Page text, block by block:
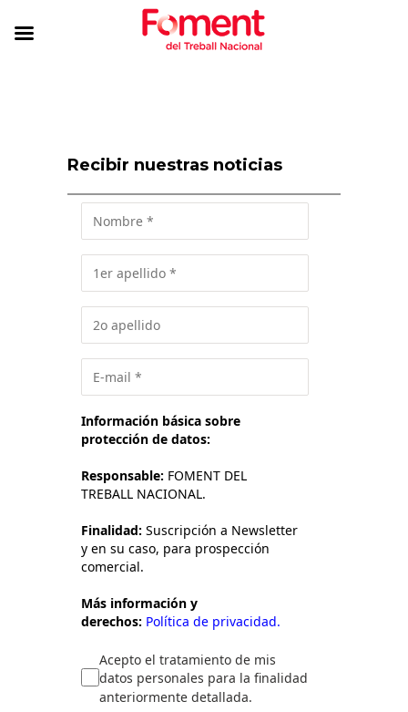
Recibir nuestras noticias
Información básica sobre
protección de datos:
Responsable: FOMENT DEL
TREBALL NACIONAL.
Finalidad: Suscripción a Newsletter
y en su caso, para prospección
comercial.
Más información y
derechos: Política de privacidad.
Acepto el tratamiento de mis
datos personales para la finalidad
anteriormente detallada.